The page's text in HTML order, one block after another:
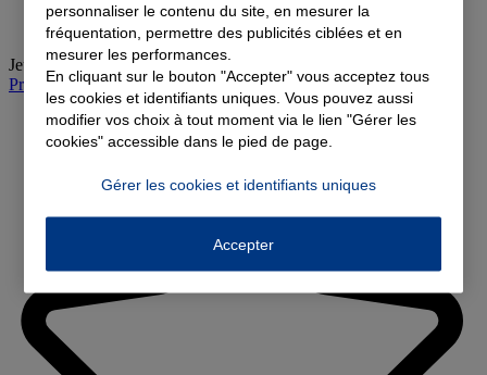
Jeudi : 09:00-12:30, 13:30-17:30
Prendre rendez-vous à l'agence
personnaliser le contenu du site, en mesurer la
fréquentation, permettre des publicités ciblées et en
mesurer les performances.
En cliquant sur le bouton "Accepter" vous acceptez tous
les cookies et identifiants uniques. Vous pouvez aussi
modifier vos choix à tout moment via le lien "Gérer les
cookies" accessible dans le pied de page.
Gérer les cookies et identifiants uniques
Accepter